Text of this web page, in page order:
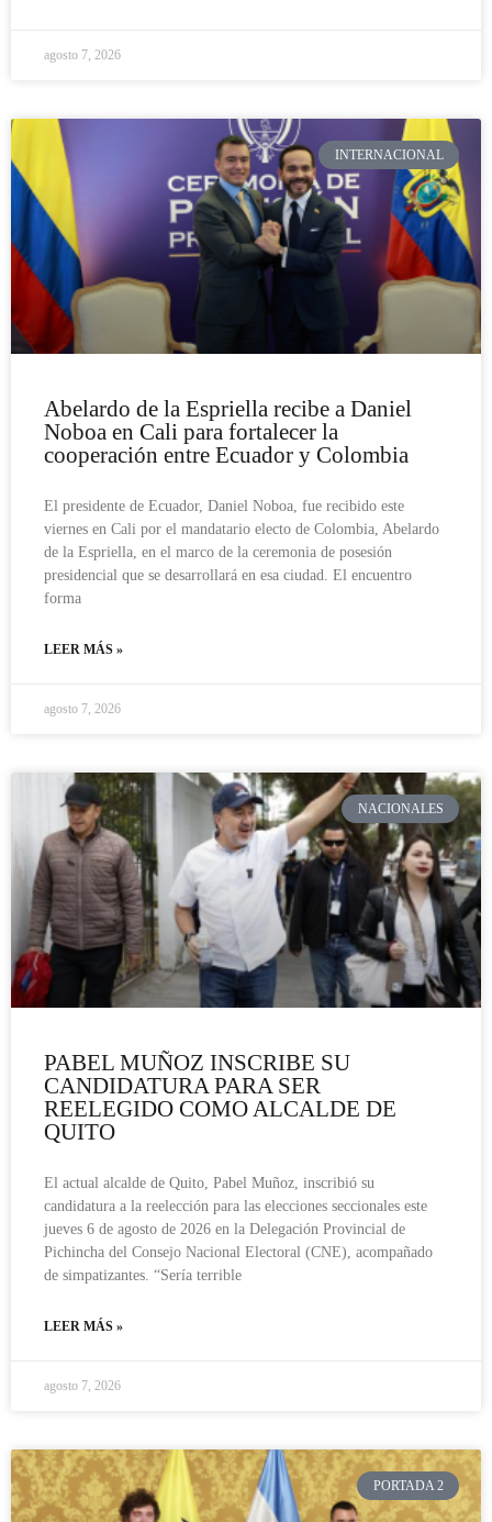
agosto 7, 2026
INTERNACIONAL
Abelardo de la Espriella recibe a Daniel
Noboa en Cali para fortalecer la
cooperación entre Ecuador y Colombia
El presidente de Ecuador, Daniel Noboa, fue recibido este
viernes en Cali por el mandatario electo de Colombia, Abelardo
de la Espriella, en el marco de la ceremonia de posesión
presidencial que se desarrollará en esa ciudad. El encuentro
forma
LEER MÁS »
agosto 7, 2026
NACIONALES
PABEL MUÑOZ INSCRIBE SU
CANDIDATURA PARA SER
REELEGIDO COMO ALCALDE DE
QUITO
El actual alcalde de Quito, Pabel Muñoz, inscribió su
candidatura a la reelección para las elecciones seccionales este
jueves 6 de agosto de 2026 en la Delegación Provincial de
Pichincha del Consejo Nacional Electoral (CNE), acompañado
de simpatizantes. “Sería terrible
LEER MÁS »
agosto 7, 2026
PORTADA 2